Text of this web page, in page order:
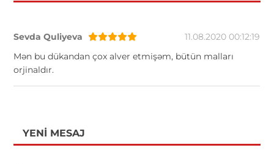
Sevda Quliyeva
11.08.2020 00:12:19
Mən bu dükandan çox alver etmişəm, bütün malları
orjinaldır.
YENI MESAJ